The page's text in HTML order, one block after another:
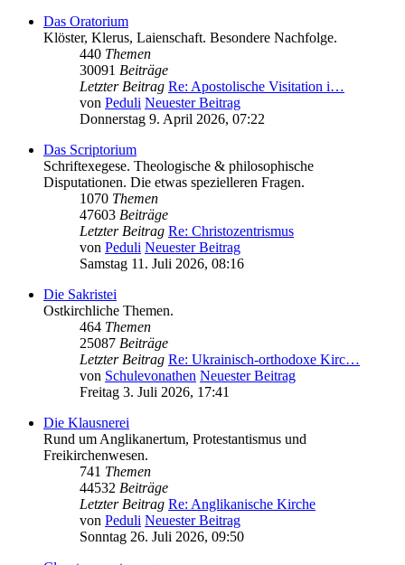
Das Oratorium
Klöster, Klerus, Laienschaft. Besondere Nachfolge.
440 Themen
30091 Beiträge
Letzter Beitrag Re: Apostolische Visitation i…
von Peduli Neuester Beitrag
Donnerstag 9. April 2026, 07:22
Das Scriptorium
Schriftexegese. Theologische & philosophische
Disputationen. Die etwas spezielleren Fragen.
1070 Themen
47603 Beiträge
Letzter Beitrag Re: Christozentrismus
von Peduli Neuester Beitrag
Samstag 11. Juli 2026, 08:16
Die Sakristei
Ostkirchliche Themen.
464 Themen
25087 Beiträge
Letzter Beitrag Re: Ukrainisch-orthodoxe Kirc…
von Schulevonathen Neuester Beitrag
Freitag 3. Juli 2026, 17:41
Die Klausnerei
Rund um Anglikanertum, Protestantismus und
Freikirchenwesen.
741 Themen
44532 Beiträge
Letzter Beitrag Re: Anglikanische Kirche
von Peduli Neuester Beitrag
Sonntag 26. Juli 2026, 09:50